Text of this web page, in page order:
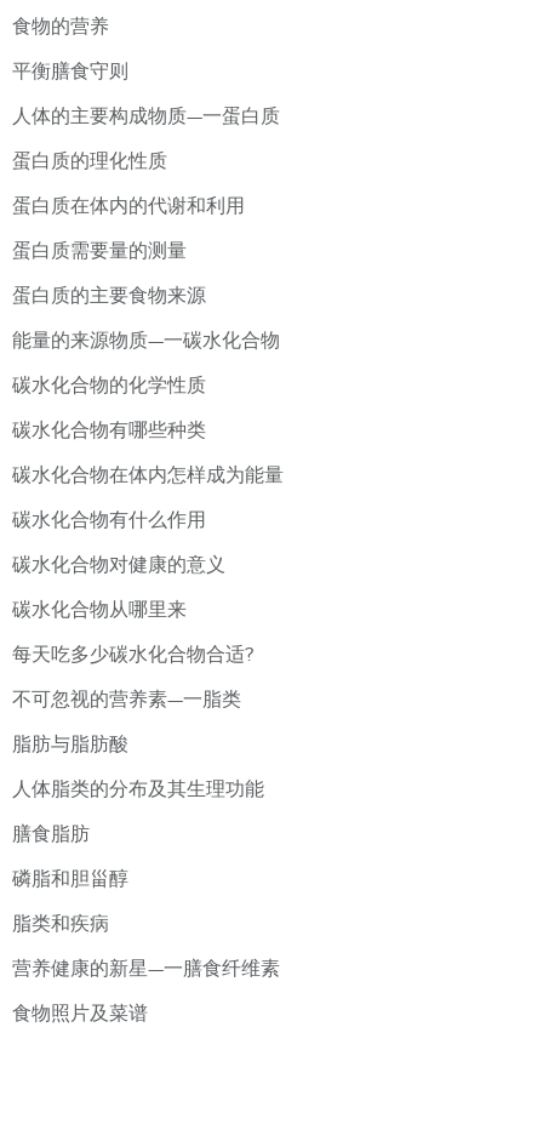
食物的营养
平衡膳食守则
人体的主要构成物质—一蛋白质
蛋白质的理化性质
蛋白质在体内的代谢和利用
蛋白质需要量的测量
蛋白质的主要食物来源
能量的来源物质—一碳水化合物
碳水化合物的化学性质
碳水化合物有哪些种类
碳水化合物在体内怎样成为能量
碳水化合物有什么作用
碳水化合物对健康的意义
碳水化合物从哪里来
每天吃多少碳水化合物合适?
不可忽视的营养素—一脂类
脂肪与脂肪酸
人体脂类的分布及其生理功能
膳食脂肪
磷脂和胆甾醇
脂类和疾病
营养健康的新星—一膳食纤维素
食物照片及菜谱